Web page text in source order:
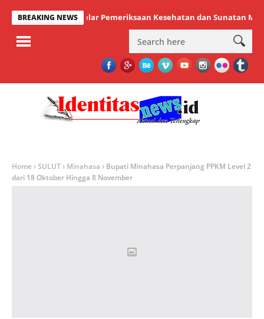
BREAKING NEWS
Sukses Gelar Pemeriksaan Kesehatan dan Sunatan Massal
Home SULUT Minahasa
Bupati Minahasa Perpanjang PPKM Level 2
dari 18 Oktober Hingga 8 November